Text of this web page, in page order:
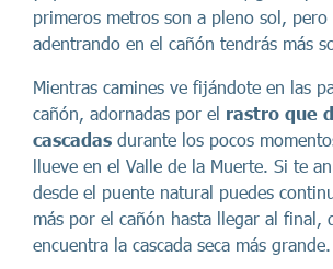
primeros metros son a pleno sol, pero
adentrando en el cañón tendrás más
Mientras camines ve fijándote en las
cañón, adornadas por el rastro que
cascadas durante los pocos
llueve en el Valle de la Muerte. Si te
desde el puente natural puedes
más por el cañón hasta llegar al final,
encuentra la cascada seca más grande.